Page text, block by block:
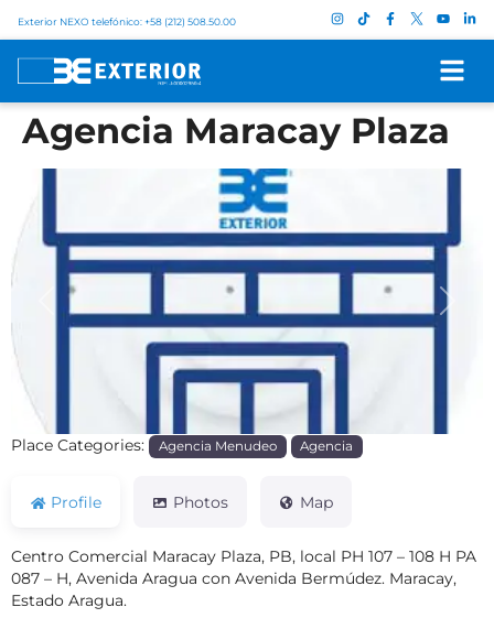
Exterior NEXO telefónico: +58 (212) 508.50.00
Agencia Maracay Plaza
Previous Next
Place Categories: Agencia Menudeo Agencia
Profile Photos Map
Centro Comercial Maracay Plaza, PB, local PH 107 – 108 H PA
087 – H, Avenida Aragua con Avenida Bermúdez. Maracay,
Estado Aragua.